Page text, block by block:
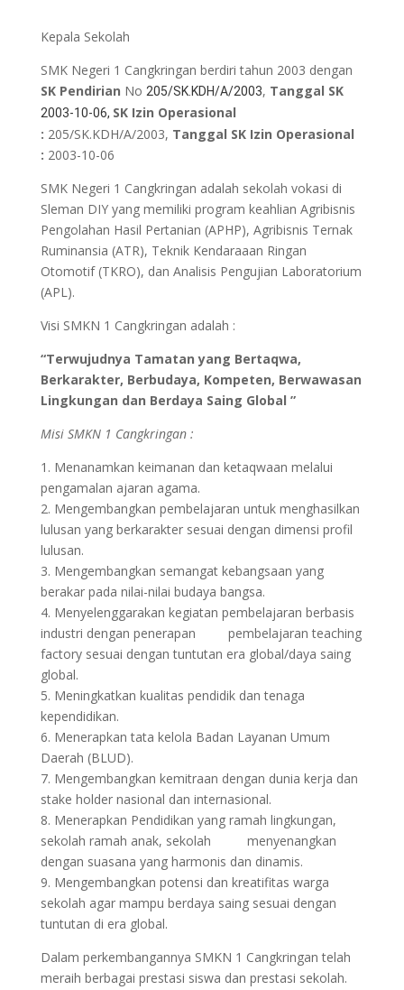
Kepala Sekolah
SMK Negeri 1 Cangkringan berdiri tahun 2003 dengan
SK Pendirian No 205/SK.KDH/A/2003, Tanggal SK
2003-10-06, SK Izin Operasional
: 205/SK.KDH/A/2003, Tanggal SK Izin Operasional
: 2003-10-06
SMK Negeri 1 Cangkringan adalah sekolah vokasi di
Sleman DIY yang memiliki program keahlian Agribisnis
Pengolahan Hasil Pertanian (APHP), Agribisnis Ternak
Ruminansia (ATR), Teknik Kendaraaan Ringan
Otomotif (TKRO), dan Analisis Pengujian Laboratorium
(APL).
Visi SMKN 1 Cangkringan adalah :
“Terwujudnya Tamatan yang Bertaqwa,
Berkarakter, Berbudaya, Kompeten, Berwawasan
Lingkungan dan Berdaya Saing Global ”
Misi SMKN 1 Cangkringan :
1. Menanamkan keimanan dan ketaqwaan melalui
pengamalan ajaran agama.
2. Mengembangkan pembelajaran untuk menghasilkan
lulusan yang berkarakter sesuai dengan dimensi profil
lulusan.
3. Mengembangkan semangat kebangsaan yang
berakar pada nilai-nilai budaya bangsa.
4. Menyelenggarakan kegiatan pembelajaran berbasis
industri dengan penerapan pembelajaran teaching
factory sesuai dengan tuntutan era global/daya saing
global.
5. Meningkatkan kualitas pendidik dan tenaga
kependidikan.
6. Menerapkan tata kelola Badan Layanan Umum
Daerah (BLUD).
7. Mengembangkan kemitraan dengan dunia kerja dan
stake holder nasional dan internasional.
8. Menerapkan Pendidikan yang ramah lingkungan,
sekolah ramah anak, sekolah menyenangkan
dengan suasana yang harmonis dan dinamis.
9. Mengembangkan potensi dan kreatifitas warga
sekolah agar mampu berdaya saing sesuai dengan
tuntutan di era global.
Dalam perkembangannya SMKN 1 Cangkringan telah
meraih berbagai prestasi siswa dan prestasi sekolah.